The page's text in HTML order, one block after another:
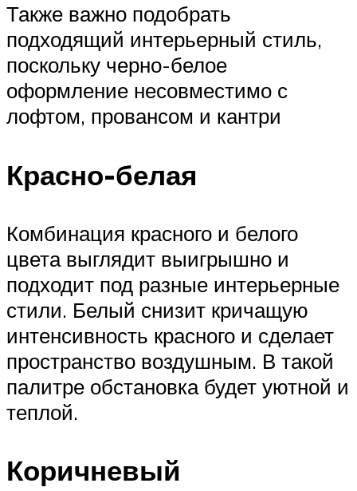
Также важно подобрать
подходящий интерьерный стиль,
поскольку черно-белое
оформление несовместимо с
лофтом, провансом и кантри
Красно-белая
Комбинация красного и белого
цвета выглядит выигрышно и
подходит под разные интерьерные
стили. Белый снизит кричащую
интенсивность красного и сделает
пространство воздушным. В такой
палитре обстановка будет уютной и
теплой.
Коричневый